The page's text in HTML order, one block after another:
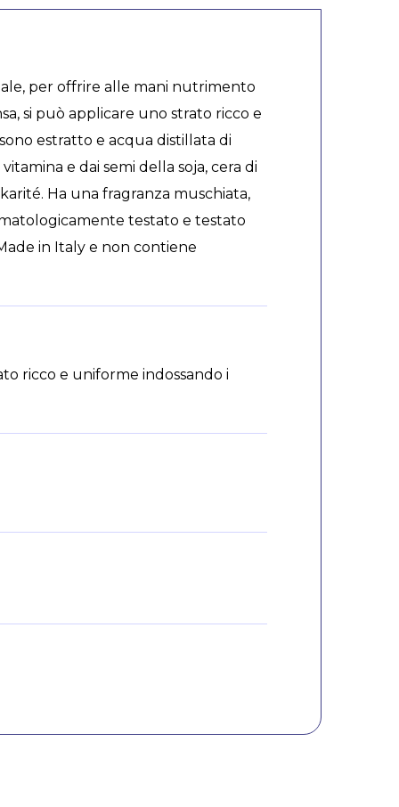
per offrire alle mani nutrimento
si può applicare uno strato ricco e
estratto e acqua distillata di
e dai semi della soja, cera di
Ha una fragranza muschiata,
testato e testato
in Italy e non contiene
ricco e uniforme indossando i